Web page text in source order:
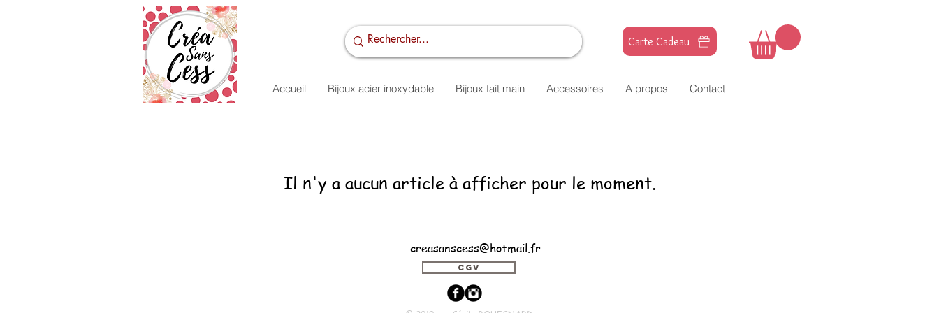
Carte Cadeau
Accueil Bijoux acier inoxydable Bijoux fait main Accessoires A propos Contact
Il n'y a aucun article à afficher pour le moment.
creasanscess@hotmail.fr
CGV